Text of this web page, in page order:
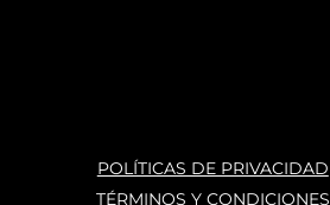
POLÍTICAS DE PRIVACIDAD
TÉRMINOS Y CONDICIONES